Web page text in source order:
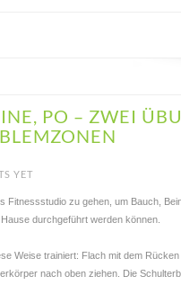
PO – ZWEI
YET
Fitnessstudio zu gehen, um Bauch,
durchgeführt werden können.
Weise trainiert: Flach mit dem
nach oben ziehen. Die